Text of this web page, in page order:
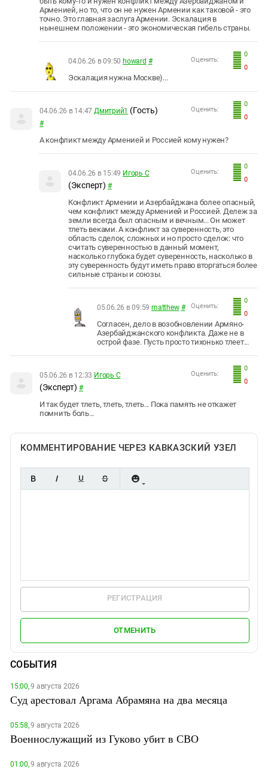
Арменией, но то, что он не нужен Армении как таковой - это
точно. Это главная заслуга Армении. Эскалация в
нынешнем положении - это экономическая гибель страны.
0
0
Оценить:
04.06.26 в 09:50 howard #
Эскалация нужна Москве)...
0
0
Оценить:
04.06.26 в 14:47 Дмитрий1 (Гость)
#
А конфликт между Арменией и Россией кому нужен?
0
0
Оценить:
04.06.26 в 15:49 Игорь С
(Эксперт) #
Конфликт Армении и Азербайджана более опасный,
чем конфликт между Арменией и Россией. Дележ за
земли всегда был опасным и вечным... Он может
тлеть веками. А конфликт за суверенность, это
область сделок, сложных и но просто сделок: что
считать суверенностью в данный момент,
насколько глубока будет суверенность, насколько в
эту суверенность будут иметь право вторгаться более
сильные страны и союзы.
0
0
Оценить:
05.06.26 в 09:59 matthew #
Согласен, дело в возобновлении Армяно-
Азербайджанского конфликта. Даже не в
острой фазе. Пусть просто тихонько тлеет...
0
0
Оценить:
05.06.26 в 12:33 Игорь С
(Эксперт) #
И так будет тлеть, тлеть, тлеть... Пока память не откажет
помнить боль...
КОММЕНТИРОВАНИЕ ЧЕРЕЗ КАВКАЗСКИЙ УЗЕЛ
РЕГИСТРАЦИЯ
ОТМЕНИТЬ
СОБЫТИЯ
15:00,9 августа 2026
Суд арестовал Аргама Абрамяна на два месяца
05:58,9 августа 2026
Военнослужащий из Гуково убит в СВО
01:00,9 августа 2026